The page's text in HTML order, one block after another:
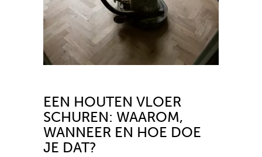
EEN HOUTEN VLOER
SCHUREN: WAAROM,
WANNEER EN HOE DOE
JE DAT?